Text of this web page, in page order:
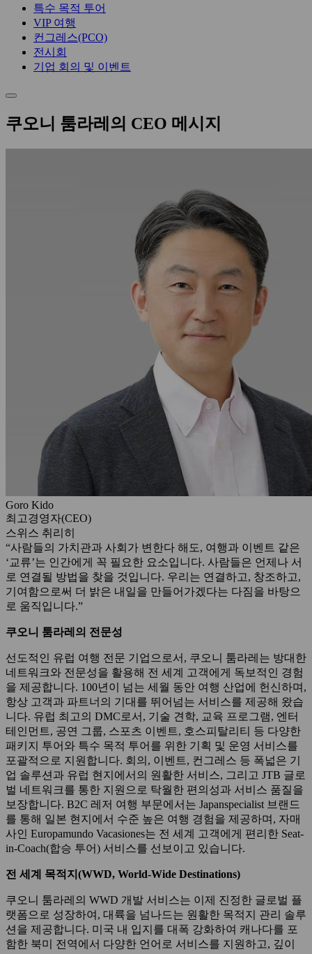
특수 목적 투어
VIP 여행
컨그레스(PCO)
전시회
기업 회의 및 이벤트
쿠오니 툼라레의 CEO 메시지
Goro Kido
최고경영자(CEO)
스위스 취리히
“사람들의 가치관과 사회가 변한다 해도, 여행과 이벤트 같은
‘교류’는 인간에게 꼭 필요한 요소입니다. 사람들은 언제나 서
로 연결될 방법을 찾을 것입니다. 우리는 연결하고, 창조하고,
기여함으로써 더 밝은 내일을 만들어가겠다는 다짐을 바탕으
로 움직입니다.”
쿠오니 툼라레의 전문성
선도적인 유럽 여행 전문 기업으로서, 쿠오니 툼라레는 방대한
네트워크와 전문성을 활용해 전 세계 고객에게 독보적인 경험
을 제공합니다. 100년이 넘는 세월 동안 여행 산업에 헌신하며,
항상 고객과 파트너의 기대를 뛰어넘는 서비스를 제공해 왔습
니다. 유럽 최고의 DMC로서, 기술 견학, 교육 프로그램, 엔터
테인먼트, 공연 그룹, 스포츠 이벤트, 호스피탈리티 등 다양한
패키지 투어와 특수 목적 투어를 위한 기획 및 운영 서비스를
포괄적으로 지원합니다. 회의, 이벤트, 컨그레스 등 폭넓은 기
업 솔루션과 유럽 현지에서의 원활한 서비스, 그리고 JTB 글로
벌 네트워크를 통한 지원으로 탁월한 편의성과 서비스 품질을
보장합니다. B2C 레저 여행 부문에서는 Japanspecialist 브랜드
를 통해 일본 현지에서 수준 높은 여행 경험을 제공하며, 자매
사인 Europamundo Vacasiones는 전 세계 고객에게 편리한 Seat-
in-Coach(합승 투어) 서비스를 선보이고 있습니다.
전 세계 목적지(WWD, World-Wide Destinations)
쿠오니 툼라레의 WWD 개발 서비스는 이제 진정한 글로벌 플
랫폼으로 성장하여, 대륙을 넘나드는 원활한 목적지 관리 솔루
션을 제공합니다. 미국 내 입지를 대폭 강화하여 캐나다를 포
함한 북미 전역에서 다양한 언어로 서비스를 지원하고, 깊이